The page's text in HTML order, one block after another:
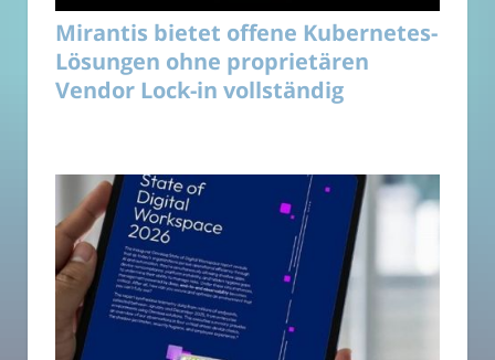
Mirantis bietet offene Kubernetes-
Lösungen ohne proprietären
Vendor Lock-in vollständig